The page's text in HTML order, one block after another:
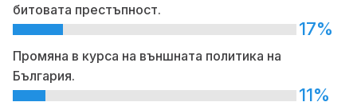
битовата престъпност.
17%
Промяна в курса на външната политика на
България.
11%